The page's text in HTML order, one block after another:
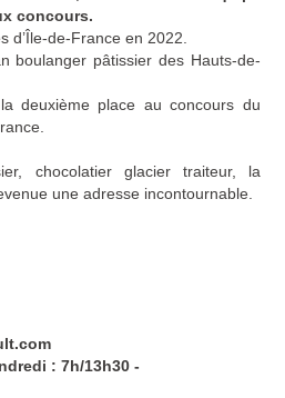
concours.
d’Île-de-France en 2022.
boulanger pâtissier des Hauts-de-
deuxième place au concours du
chocolatier glacier traiteur, la
une adresse incontournable.
: 7h/13h30 -